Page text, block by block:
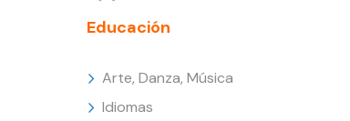
Educación
Arte, Danza, Música
Idiomas